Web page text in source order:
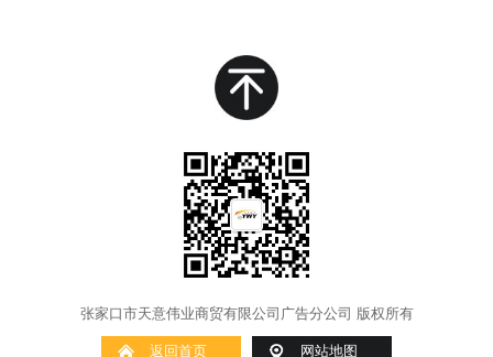
张家口市天意伟业商贸有限公司广告分公司 版权所有
返回首页 网站地图